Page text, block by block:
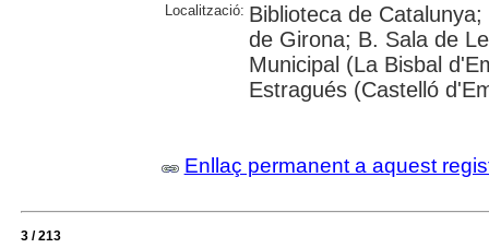
Localització: Biblioteca de
de Girona; B. Sala de
Municipal (La Bisbal
Estragués (Castelló
Enllaç permanent a aquest
3 / 213